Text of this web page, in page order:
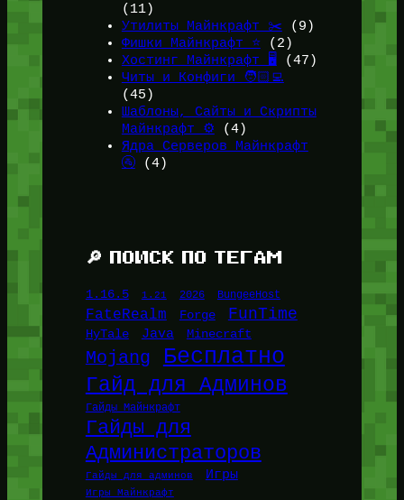
(11)
Утилиты Майнкрафт ✂️ (9)
Фишки Майнкрафт ⭐(2)
Хостинг Майнкрафт 🖥️ (47)
Читы и Конфиги 🧑🏻‍💻
(45)
Шаблоны, Сайты и Скрипты
Майнкрафт ⚙️ (4)
Ядра Серверов Майнкрафт
🚰(4)
🔎 ПОИСК ПО ТЕГАМ
1.16.5 1.21 2026 BungeeHost
FateRealm Forge FunTime
HyTale Java Minecraft
Mojang Бесплатно
Гайд для Админов
Гайды Майнкрафт
Гайды для
Администраторов
Гайды для админов Игры
Игры Майнкрафт